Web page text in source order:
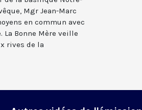
Mgr Jean-Marc
en commun avec
Bonne Mère veille
rives de la